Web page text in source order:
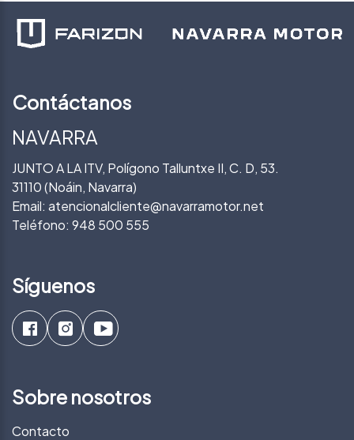
Contáctanos
NAVARRA
JUNTO A LA ITV, Polígono Talluntxe II, C. D, 53.
31110 (Noáin, Navarra)
Email: atencionalcliente@navarramotor.net
Teléfono: 948 500 555
Síguenos
Sobre nosotros
Contacto